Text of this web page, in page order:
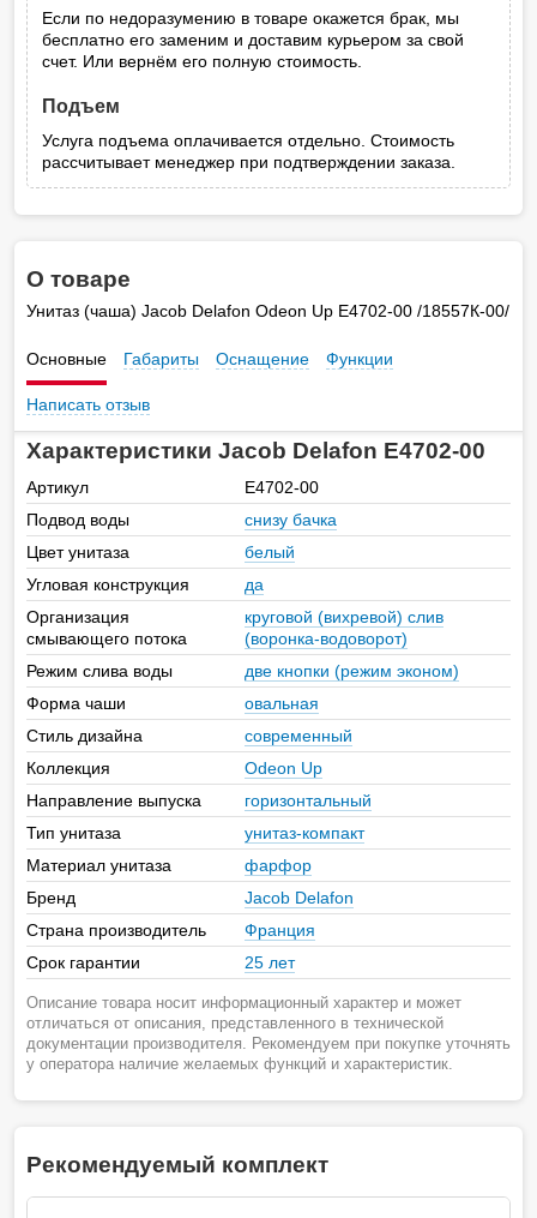
Если по недоразумению в товаре окажется брак, мы
бесплатно его заменим и доставим курьером за свой
счет. Или вернём его полную стоимость.
Подъем
Услуга подъема оплачивается отдельно. Стоимость
рассчитывает менеджер при подтверждении заказа.
О товаре
Унитаз (чаша) Jacob Delafon Odeon Up E4702-00 /18557К-00/
Основные Габариты Оснащение Функции
Написать отзыв
Характеристики Jacob Delafon E4702-00
Артикул
E4702-00
Подвод воды
снизу бачка
Цвет унитаза
белый
Угловая конструкция
да
Организация
смывающего потока
круговой (вихревой) слив
(воронка-водоворот)
Режим слива воды
две кнопки (режим эконом)
Форма чаши
овальная
Стиль дизайна
современный
Коллекция
Odeon Up
Направление выпуска
горизонтальный
Тип унитаза
унитаз-компакт
Материал унитаза
фарфор
Бренд
Jacob Delafon
Страна производитель
Франция
Срок гарантии
25 лет
Описание товара носит информационный характер и может
отличаться от описания, представленного в технической
документации производителя. Рекомендуем при покупке уточнять
у оператора наличие желаемых функций и характеристик.
Рекомендуемый комплект